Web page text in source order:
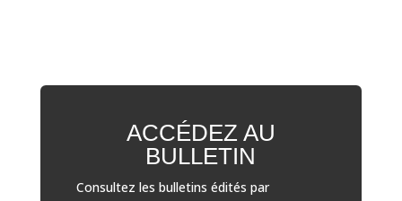
ACCÉDEZ AU
BULLETIN
Consultez les bulletins édités par